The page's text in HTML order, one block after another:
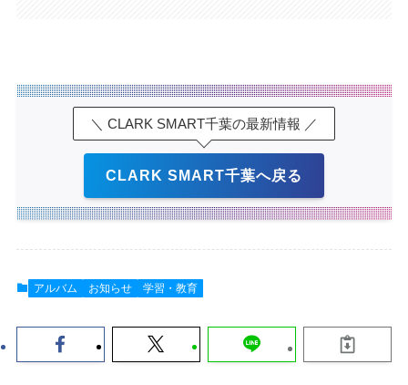
＼ CLARK SMART千葉の最新情報 ／
CLARK SMART千葉へ戻る
アルバム お知らせ 学習・教育